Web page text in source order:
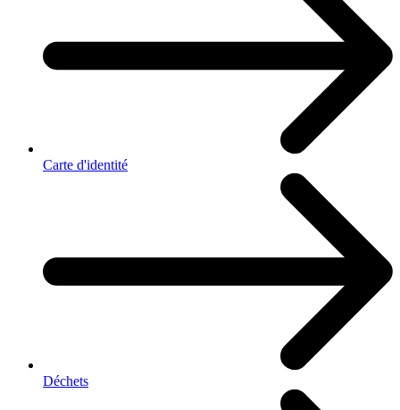
Carte d'identité
Déchets